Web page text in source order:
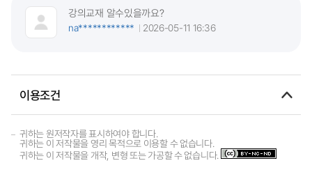
강의교재 알수있을까요?
na************
2026-05-11 16:36
이용조건
귀하는 원저작자를 표시하여야 합니다.
귀하는 이 저작물을 영리 목적으로 이용할 수 없습니다.
귀하는 이 저작물을 개작, 변형 또는 가공할 수 없습니다.